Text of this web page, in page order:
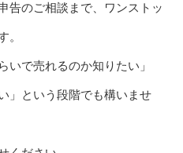
告のご相談まで、ワンストッ
。
いで売れるのか知りたい」
」という段階でも構いませ